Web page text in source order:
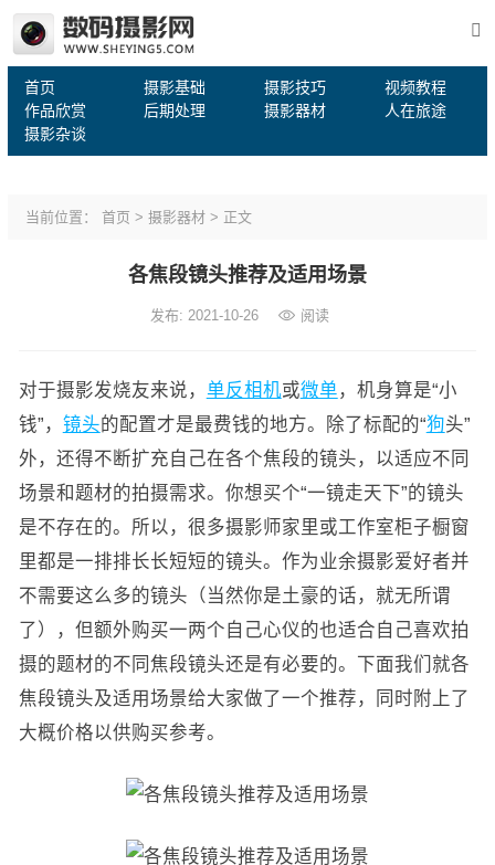
首页 摄影基础 摄影技巧
视频教程
作品欣赏
后期处理 摄影器材
人在旅途
摄影杂谈
当前位置： 首页 > 摄影器材> 正文
各焦段镜头推荐及适用场景
发布: 2021-10-26 阅读
对于摄影发烧友来说， 单反相机或微单 ，机身算是“小
钱”， 镜头的配置才是最费钱的地方。除了标配的“狗头”
外，还得不断扩充自己在各个焦段的镜头，以适应不同
场景和题材的拍摄需求。你想买个“一镜走天下”的镜头
是不存在的。所以，很多摄影师家里或工作室柜子橱窗
里都是一排排长长短短的镜头。作为业余摄影爱好者并
不需要这么多的镜头（当然你是土豪的话，就无所谓
了），但额外购买一两个自己心仪的也适合自己喜欢拍
摄的题材的不同焦段镜头还是有必要的。下面我们就各
焦段镜头及适用场景给大家做了一个推荐，同时附上了
大概价格以供购买参考。